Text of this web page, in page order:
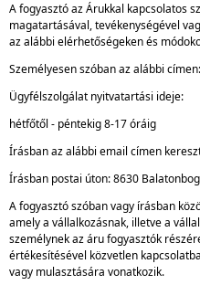
A fogyasztó az Árukkal kapcsolatos
magatartásával, tevékenységével
az alábbi elérhetőségeken és
Személyesen szóban az alábbi
Ügyfélszolgálat nyitvatartási ideje:
hétfőtől - péntekig 8-17 óráig
Írásban az alábbi email címen
Írásban postai úton: 8630
A fogyasztó szóban vagy írásban
amely a vállalkozásnak, illetve a
személynek az áru fogyasztók
értékesítésével közvetlen
vagy mulasztására vonatkozik.